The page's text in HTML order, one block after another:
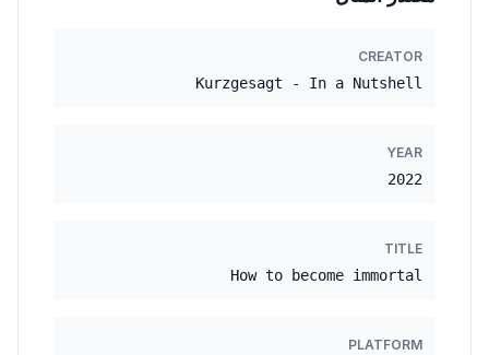
CREATOR
Kurzgesagt - In a Nutshell
YEAR
2022
TITLE
How to become immortal
PLATFORM